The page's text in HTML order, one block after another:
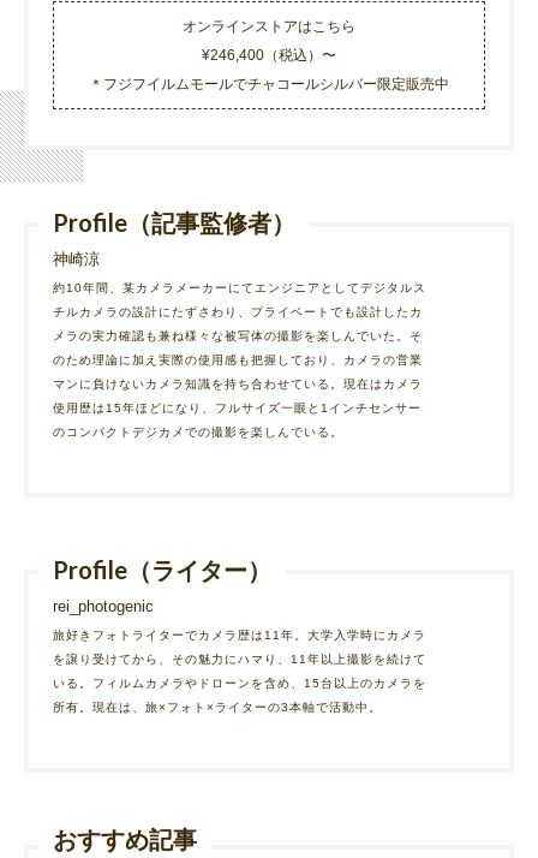
オンラインストアはこちら
¥246,400（税込）〜
＊フジフイルムモールでチャコールシルバー限定販売中
Profile（記事監修者）
神崎涼
約10年間、某カメラメーカーにてエンジニアとしてデジタルス
チルカメラの設計にたずさわり、プライベートでも設計したカ
メラの実力確認も兼ね様々な被写体の撮影を楽しんでいた。そ
のため理論に加え実際の使用感も把握しており、カメラの営業
マンに負けないカメラ知識を持ち合わせている。現在はカメラ
使用歴は15年ほどになり、フルサイズ一眼と1インチセンサー
のコンパクトデジカメでの撮影を楽しんでいる。
Profile（ライター）
rei_photogenic
旅好きフォトライターでカメラ歴は11年。大学入学時にカメラ
を譲り受けてから、その魅力にハマり、11年以上撮影を続けて
いる。フィルムカメラやドローンを含め、15台以上のカメラを
所有。現在は、旅×フォト×ライターの3本軸で活動中。
おすすめ記事